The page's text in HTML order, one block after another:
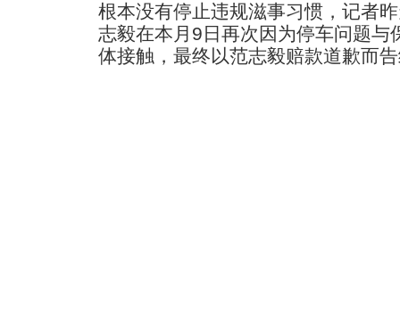
根本没有停止违规滋事习惯，记者
志毅在本月9日再次因为停车问题与
体接触，最终以范志毅赔款道歉而